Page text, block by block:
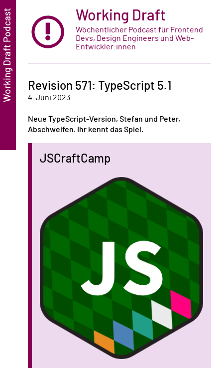
Working Draft
Wöchentlicher Podcast für Frontend
Devs, Design Engineers und Web-
Entwickler:innen
Revision 571: TypeScript 5.1
4. Juni 2023
Neue TypeScript-Version, Stefan und Peter,
Abschweifen. Ihr kennt das Spiel.
JSCraftCamp